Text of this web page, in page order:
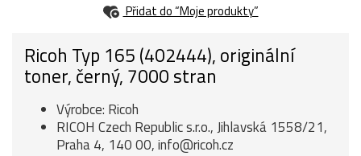
Přidat do “Moje produkty”
Ricoh Typ 165 (402444), originální
toner, černý, 7000 stran
Výrobce: Ricoh
RICOH Czech Republic s.r.o., Jihlavská 1558/21,
Praha 4, 140 00, info@ricoh.cz